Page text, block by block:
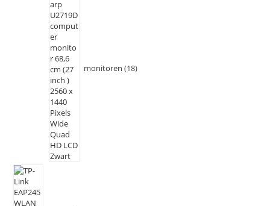
monitoren 18